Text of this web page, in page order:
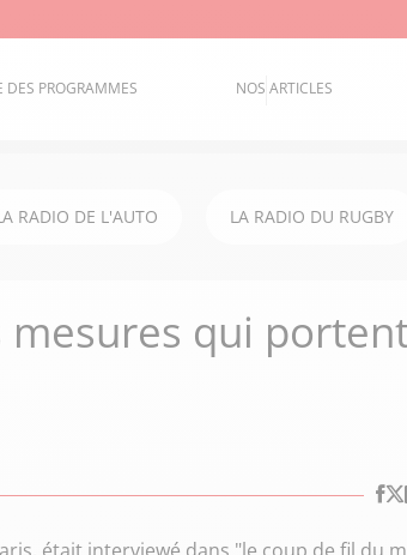
DES PROGRAMMES NOS ARTICLES
RADIO DE L'AUTO LA RADIO DU RUGBY
mesures qui